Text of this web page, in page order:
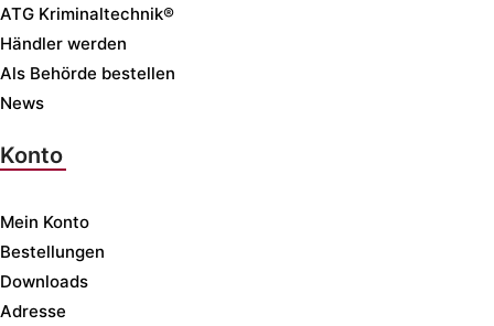
ATG Kriminaltechnik®
Händler werden
Als Behörde bestellen
News
Konto
Mein Konto
Bestellungen
Downloads
Adresse